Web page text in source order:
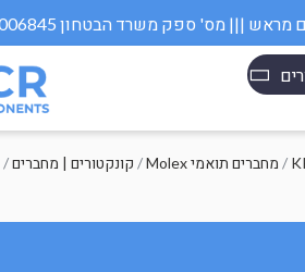
/קונקטורים | מחברים / Molex מחברים תואמי /